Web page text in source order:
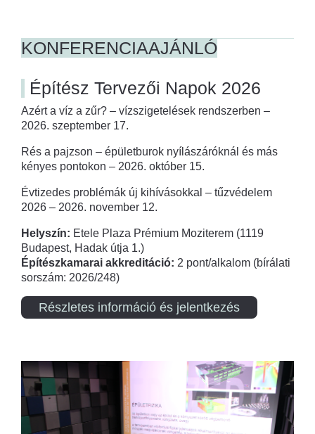
KONFERENCIAAJÁNLÓ
Építész Tervezői Napok 2026
Azért a víz a zűr? – vízszigetelések rendszerben –
2026. szeptember 17.
Rés a pajzson – épületburok nyílászáróknál és más
kényes pontokon – 2026. október 15.
Évtizedes problémák új kihívásokkal – tűzvédelem
2026 – 2026. november 12.
Helyszín: Etele Plaza Prémium Moziterem (1119
Budapest, Hadak útja 1.)
Építészkamarai akkreditáció: 2 pont/alkalom (bírálati
sorszám: 2026/248)
Részletes információ és jelentkezés